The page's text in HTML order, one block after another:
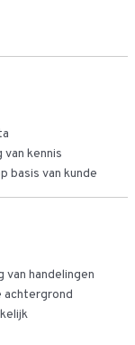
kennis
basis van kunde
handelingen
achtergrond